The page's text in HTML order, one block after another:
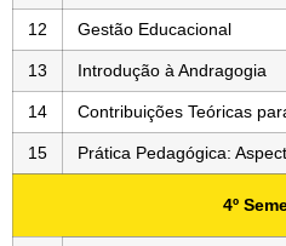
12 Gestão Educacional
13 Introdução à Andragogia
14 Contribuições Teóricas
15 Prática Pedagógica:
4º